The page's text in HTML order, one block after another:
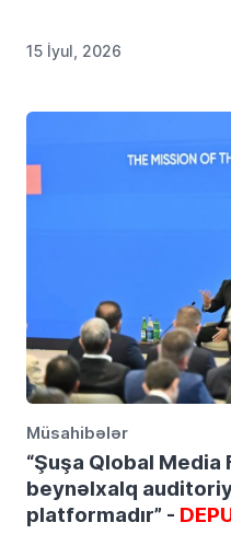
fövqəladə və səlahiyyətli
15 İyul, 2026
Müsahibələr
“Şuşa Qlobal Media
beynəlxalq
platformadır” -